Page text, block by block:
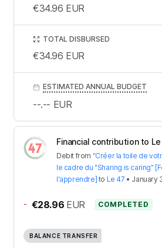
Financial contribution to
Debit from "Créer la toile de
le cadre du "Sharing is caring"
l'apprendre] to Le 47 • January
- €28.96 EUR COMPLETED
BALANCE TRANSFER
€34.96 EUR
TOTAL DISBURSED
€34.96 EUR
ESTIMATED ANNUAL BUDGET
--.-- EUR